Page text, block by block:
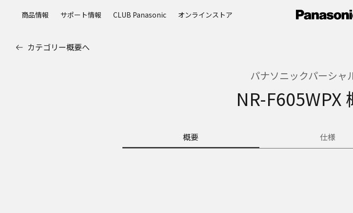
商品情報 サポート情報 CLUB Panasonic オンラインストア
カテゴリー概要へ
パナソニックパーシャ
NR-F605WPX
概要 仕様